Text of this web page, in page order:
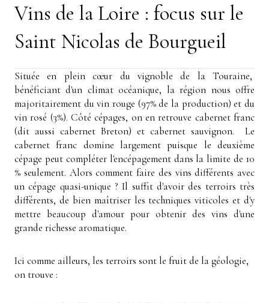
Vins de la Loire : focus sur le
Saint Nicolas de Bourgueil
Située en plein cœur du vignoble de la Touraine,
bénéficiant d'un climat océanique, la région nous offre
majoritairement du vin rouge (97% de la production) et du
vin rosé (3%). Côté cépages, on en retrouve cabernet franc
(dit aussi cabernet Breton) et cabernet sauvignon. Le
cabernet franc domine largement puisque le deuxième
cépage peut compléter l'encépagement dans la limite de 10
% seulement. Alors comment faire des vins différents avec
un cépage quasi-unique ? Il suffit d'avoir des terroirs très
différents, de bien maîtriser les techniques viticoles et d'y
mettre beaucoup d'amour pour obtenir des vins d'une
grande richesse aromatique.
Ici comme ailleurs, les terroirs sont le fruit de la géologie,
on trouve :